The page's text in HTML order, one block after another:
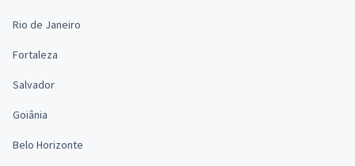
Rio de Janeiro
Fortaleza
Salvador
Goiânia
Belo Horizonte